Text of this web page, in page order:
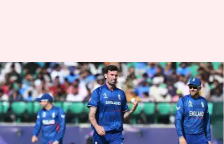
ENG vs BAN: நடப்பு
உலகக்கோப்பைத்
தொடரில் முதல்
வெற்றியைப் பதிவு
செய்தது இங்கிலாந்து!